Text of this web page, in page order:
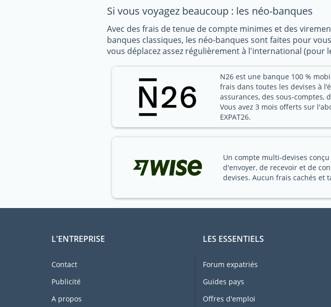
Si vous voyagez beaucoup : les néo-banques
Avec des frais de tenue de compte minimes et des
banques classiques, les néo-banques sont faites pour
vous déplacez assez régulièrement à l'international (pour
N26 est une banque 100 %
frais dans toutes les devises à
assurances, des sous-comptes,
Vous avez 3 mois offerts sur
EXPAT26.
Un compte multi-devises
d'envoyer, de recevoir et de
devises. Aucun frais cachés et
L'ENTREPRISE
Contact
Publicité
A propos
LES ESSENTIELS
Forum expatriés
Guides pays
Offres d'emploi